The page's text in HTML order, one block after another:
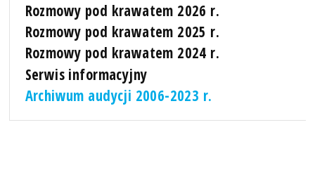
Rozmowy pod krawatem 2026 r.
Rozmowy pod krawatem 2025 r.
Rozmowy pod krawatem 2024 r.
Serwis informacyjny
Archiwum audycji 2006-2023 r.